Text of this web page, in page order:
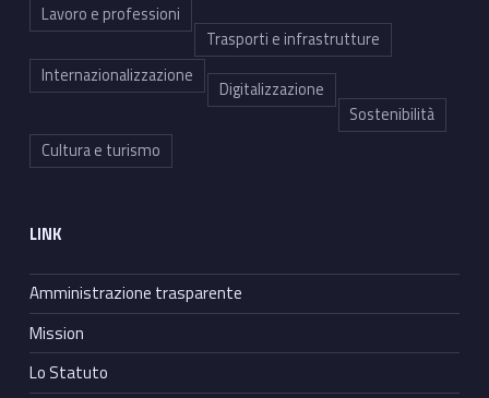
Lavoro e professioni
Trasporti e infrastrutture
Internazionalizzazione
Digitalizzazione
Sostenibilità
Cultura e turismo
LINK
Amministrazione trasparente
Mission
Lo Statuto